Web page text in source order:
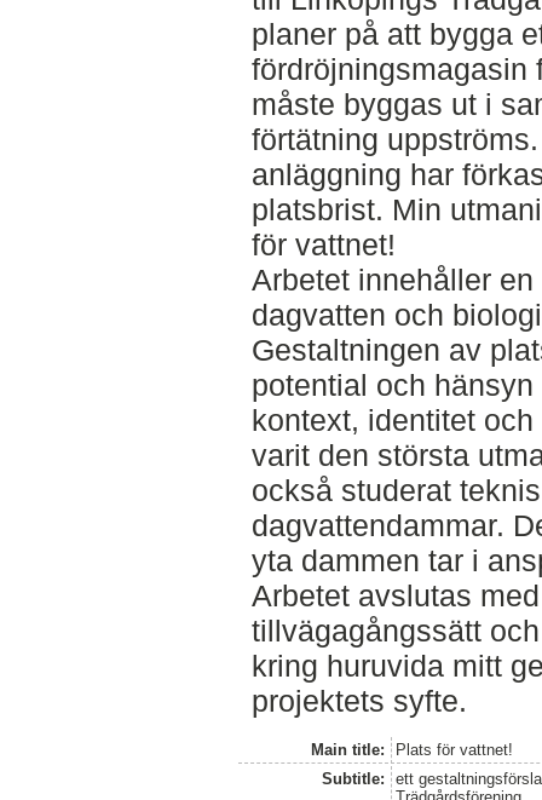
planer på att bygga
fördröjningsmagasin
måste byggas ut i
förtätning
anläggning har
platsbrist. Min
för vattnet!
Arbetet innehåller
dagvatten och
Gestaltningen av
potential och
kontext, identitet
varit den största
också studerat
dagvattendammar.
yta dammen tar i
Arbetet avslutas
tillvägagångssätt
kring huruvida mitt
projektets syfte.
Main title:
Plats för vattnet!
Subtitle:
ett